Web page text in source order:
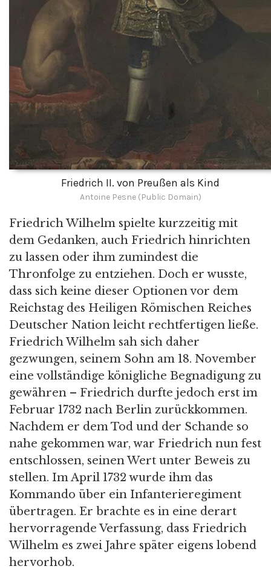
Friedrich II. von Preußen als Kind
Antoine Pesne (Public Domain)
Friedrich Wilhelm spielte kurzzeitig mit
dem Gedanken, auch Friedrich hinrichten
zu lassen oder ihm zumindest die
Thronfolge zu entziehen. Doch er wusste,
dass sich keine dieser Optionen vor dem
Reichstag des Heiligen Römischen Reiches
Deutscher Nation leicht rechtfertigen ließe.
Friedrich Wilhelm sah sich daher
gezwungen, seinem Sohn am 18. November
eine vollständige königliche Begnadigung zu
gewähren – Friedrich durfte jedoch erst im
Februar 1732 nach Berlin zurückkommen.
Nachdem er dem Tod und der Schande so
nahe gekommen war, war Friedrich nun fest
entschlossen, seinen Wert unter Beweis zu
stellen. Im April 1732 wurde ihm das
Kommando über ein Infanterieregiment
übertragen. Er brachte es in eine derart
hervorragende Verfassung, dass Friedrich
Wilhelm es zwei Jahre später eigens lobend
hervorhob.